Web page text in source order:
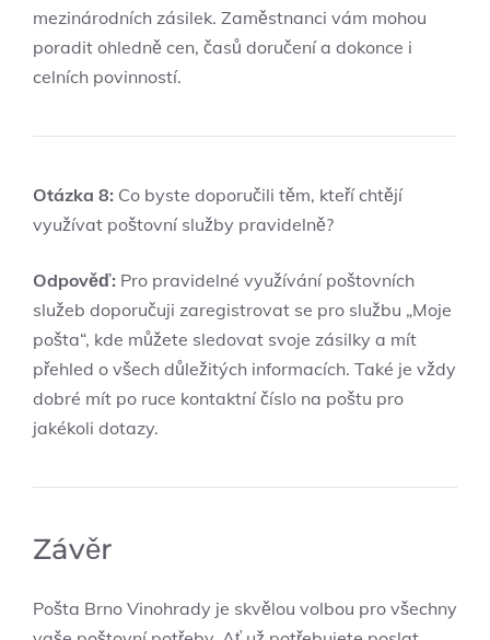
mezinárodních ⁢zásilek. Zaměstnanci vám mohou ​
poradit ohledně cen, časů doručení a dokonce i
celních povinností.
Otázka 8: Co byste doporučili těm,⁣ kteří chtějí
využívat poštovní služby ⁤pravidelně?
Odpověď: Pro pravidelné využívání poštovních
⁤služeb doporučuji zaregistrovat se pro službu „Moje
pošta“, kde můžete ​sledovat svoje zásilky a mít
přehled o všech důležitých informacích. Také je⁤ vždy
dobré⁢ mít po ruce kontaktní číslo​ na poštu pro
jakékoli dotazy.
Závěr
Pošta Brno Vinohrady je skvělou volbou pro ‌všechny‌